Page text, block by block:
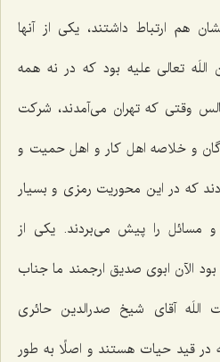
هم ارتباط داشتند، یكی از آنها
اللَه تعالی علیه بود كه در نه همه
وقتی كه تهران می‌آمدند، شركت
و خلاصه اهل كار و اهل حمیت و
كه در این محوریت رمزی و بسیار
و مسائل را پیش می‌بردند. یكی از
الآن ابوی صدیق ارجمند ما جناب
آقای شیخ صدرالدین حائری
در قید حیات هستند و اصلًا به طور